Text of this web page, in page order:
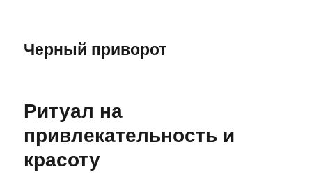
Черный приворот
Ритуал на
привлекательность и
красоту